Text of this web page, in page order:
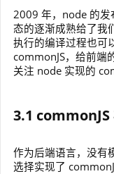
2009 年，node 的
态的逐渐成熟给了我
执行的编译过程也可
commonJS，给前端
关注 node 实现的
3.1 commonJS
作为后端语言，没有
选择实现了